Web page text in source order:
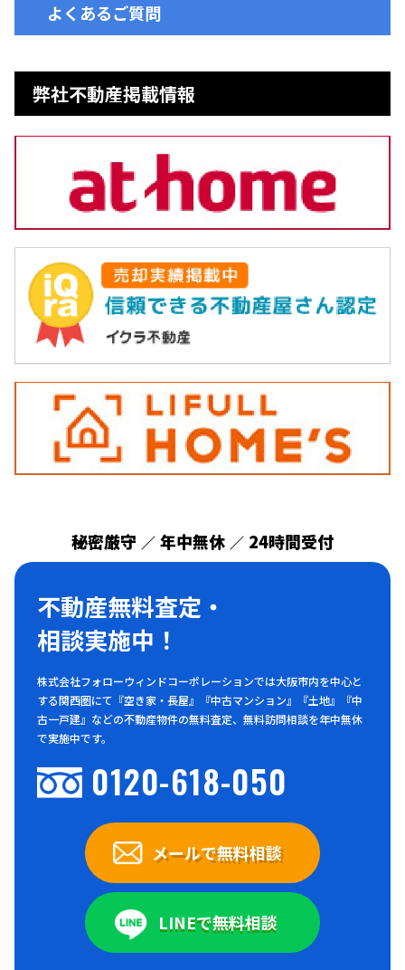
よくあるご質問
弊社不動産掲載情報
秘密厳守 ／ 年中無休 ／ 24時間受付
不動産無料査定・
相談実施中！
株式会社フォローウィンドコーポレーションでは大阪市内を中心と
する関西圏にて『空き家・長屋』『中古マンション』『土地』『中
古一戸建』などの不動産物件の無料査定、無料訪問相談を年中無休
で実施中です。
0120-618-050
メールで無料相談
LINEで無料相談